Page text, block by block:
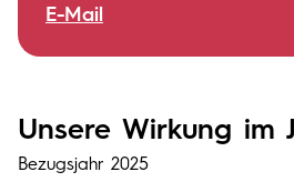
E-Mail
Unsere Wirkung im
Bezugsjahr 2025